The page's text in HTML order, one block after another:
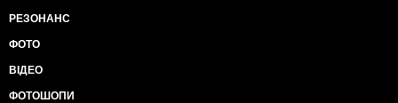
РЕЗОНАНС
ФОТО
ВІДЕО
ФОТОШОПИ